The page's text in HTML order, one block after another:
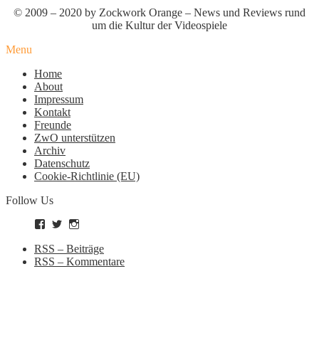
© 2009 – 2020 by Zockwork Orange – News und Reviews rund
um die Kultur der Videospiele
Menu
Home
About
Impressum
Kontakt
Freunde
ZwO unterstützen
Archiv
Datenschutz
Cookie-Richtlinie (EU)
Follow Us
Profil
zockworkorange
auf
Facebook
Profil
zockworkorange
auf
Twitter
zockworkorange
auf
Instagram
RSS – Beiträge
RSS – Kommentare